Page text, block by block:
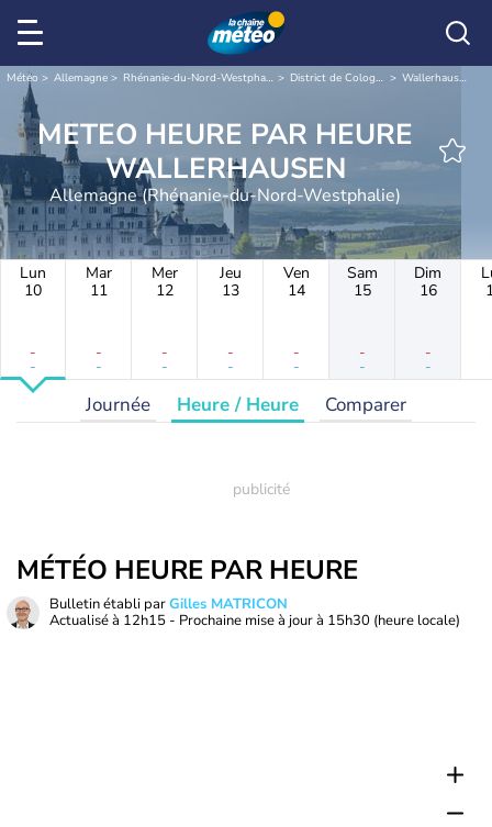
Météo Allemagne Rhénanie-du-Nord-Westphalie District de Cologne Wallerhausen
METEO HEURE PAR HEURE
WALLERHAUSEN
Allemagne (Rhénanie-du-Nord-Westphalie)
Lun
10
-
-
Mar
11
-
-
Mer
12
-
-
Jeu
13
-
-
Ven
14
-
-
Sam
15
-
-
Dim
16
-
-
Journée Heure / Heure Comparer
MÉTÉO HEURE PAR HEURE
Bulletin établi parGilles MATRICON
Actualisé à 12h15 - Prochaine mise à jour à 15h30 (heure locale)